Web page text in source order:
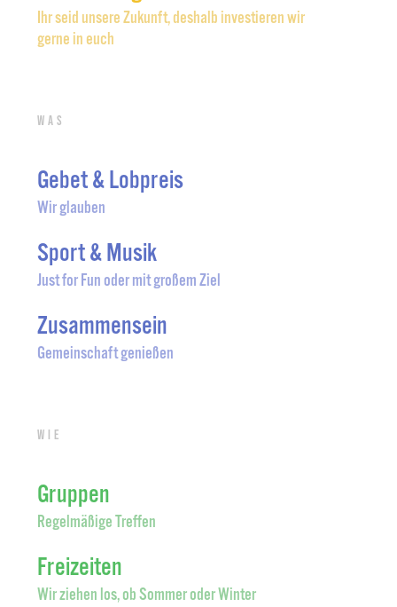
Ihr seid unsere Zukunft, deshalb investieren wir
gerne in euch
Was
Gebet & Lobpreis
Wir glauben
Sport & Musik
Just for Fun oder mit großem Ziel
Zusammensein
Gemeinschaft genießen
Wie
Gruppen
Regelmäßige Treffen
Freizeiten
Wir ziehen los, ob Sommer oder Winter